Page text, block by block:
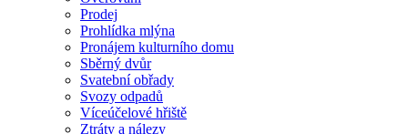
Prodej
Prohlídka mlýna
Pronájem kulturního domu
Sběrný dvůr
Svatební obřady
Svozy odpadů
Víceúčelové hřiště
Ztráty a nálezy